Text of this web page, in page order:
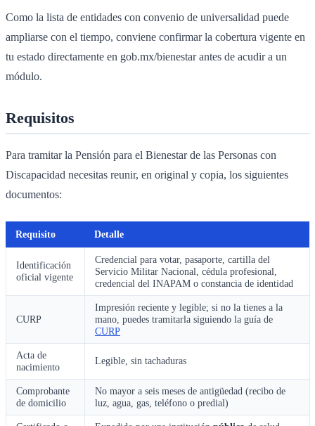
Como la lista de entidades con convenio de universalidad puede
ampliarse con el tiempo, conviene confirmar la cobertura vigente en
tu estado directamente en gob.mx/bienestar antes de acudir a un
módulo.
Requisitos
Para tramitar la Pensión para el Bienestar de las Personas con
Discapacidad necesitas reunir, en original y copia, los siguientes
documentos:
Requisito Detalle
Identificación
oficial vigente
Credencial para votar, pasaporte, cartilla del
Servicio Militar Nacional, cédula profesional,
credencial del INAPAM o constancia de identidad
CURP
Impresión reciente y legible; si no la tienes a la
mano, puedes tramitarla siguiendo la guía de
CURP
Acta de
nacimiento
Legible, sin tachaduras
Comprobante
de domicilio
No mayor a seis meses de antigüedad (recibo de
luz, agua, gas, teléfono o predial)